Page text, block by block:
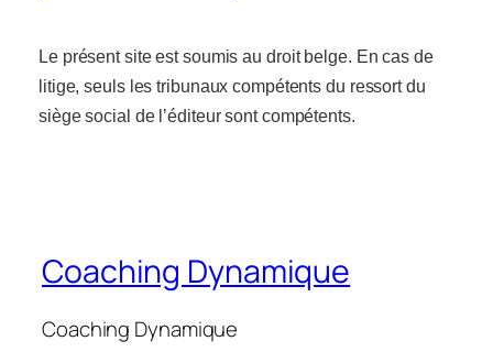
Le présent site est soumis au droit belge. En cas de
litige, seuls les tribunaux compétents du ressort du
siège social de l’éditeur sont compétents.
Coaching Dynamique
Coaching Dynamique